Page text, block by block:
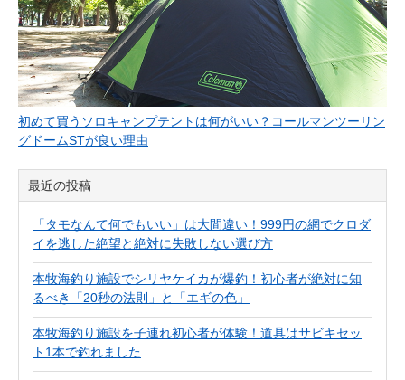
初めて買うソロキャンプテントは何がいい？コールマンツーリン
グドームSTが良い理由
最近の投稿
「タモなんて何でもいい」は大間違い！999円の網でクロダ
イを逃した絶望と絶対に失敗しない選び方
本牧海釣り施設でシリヤケイカが爆釣！初心者が絶対に知
るべき「20秒の法則」と「エギの色」
本牧海釣り施設を子連れ初心者が体験！道具はサビキセッ
ト1本で釣れました